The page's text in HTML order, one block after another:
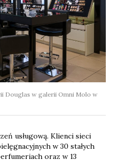
Douglas w galerii Omni Molo w
usługową. Klienci sieci
w 30 stałych
oraz w 13